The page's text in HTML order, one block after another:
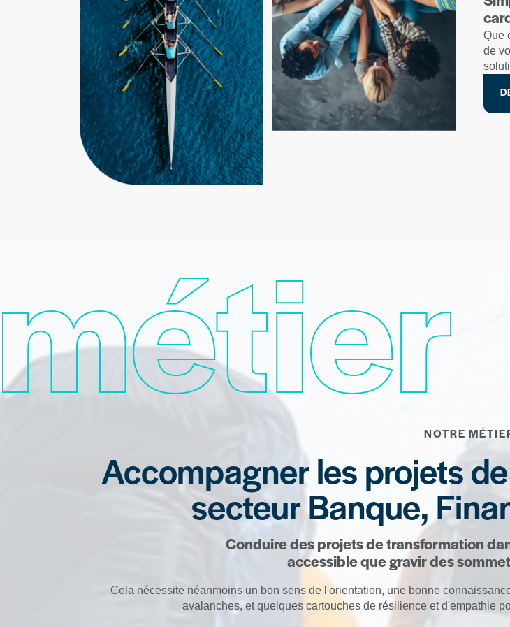
Que
de
NOTRE
Accompagner les projets
secteur Banque,
Conduire des projets de transformation
accessible que gravir des
Cela nécessite néanmoins un bon sens de l'orientation, une bonne
avalanches, et quelques cartouches de résilience et d'empathie